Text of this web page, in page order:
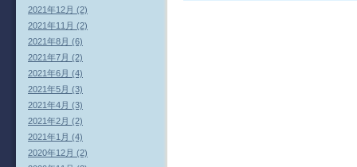
2021年12月 (2)
2021年11月 (2)
2021年8月 (6)
2021年7月 (2)
2021年6月 (4)
2021年5月 (3)
2021年4月 (3)
2021年2月 (2)
2021年1月 (4)
2020年12月 (2)